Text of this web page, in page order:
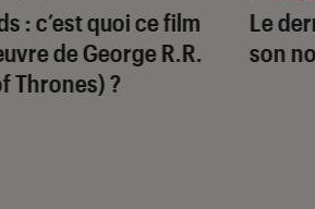
: c’est quoi ce film
de George R.R.
Thrones) ?
Le
son